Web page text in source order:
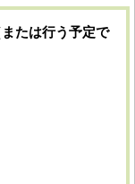
たは行う予定で